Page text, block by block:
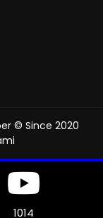
© Since 2020
1127